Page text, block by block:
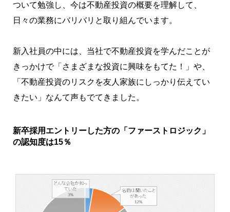
ついて勉強し、今は不動産投資の概要を理解して、
日々の業務にバリバリと取り組んでいます。
新入社員の中には、当社で不動産投資を学んだことが
きっかけで「さまざまな投資に興味をもてた！」や、
「不動産投資のリスクを友人家族にしっかり伝えてい
きたい」なんて声もでてきました。
新卒採用エントリーした方の「ファーストロジック」
の認知度は15％